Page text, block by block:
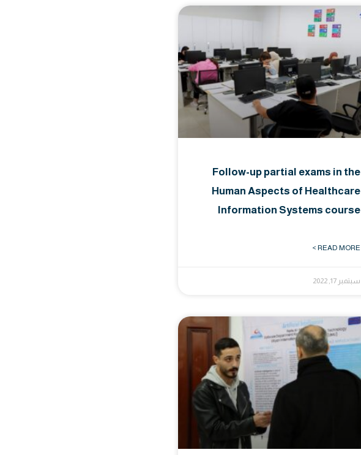
Follow-up partial exams in the
Human Aspects of Healthcare
Information Systems course
READ MORE >
سبتمبر 17, 2022